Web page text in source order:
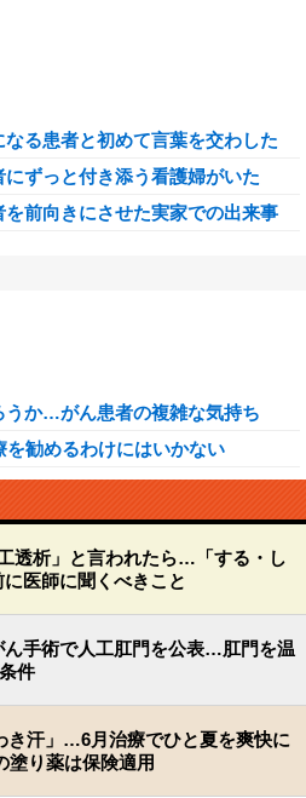
なる患者と初めて言葉を交わした
ずっと付き添う看護婦がいた
前向きにさせた実家での出来事
うか…がん患者の複雑な気持ち
勧めるわけにはいかない
透析」と言われたら…「する・し
医師に聞くべきこと
ん手術で人工肛門を公表…肛門を温
件
き汗」…6月治療でひと夏を爽快に
塗り薬は保険適用